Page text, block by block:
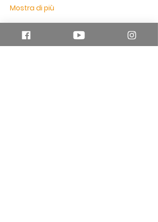
Mostra di più